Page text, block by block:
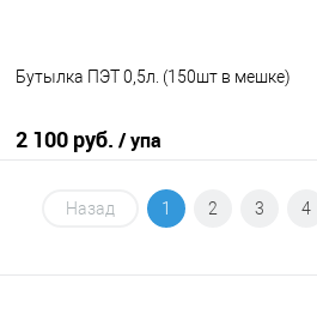
Бутылка ПЭТ 0,5л. (150шт в мешке)
2 100 руб. / упа
В корзину
В избранное
Назад 1 2 3 4